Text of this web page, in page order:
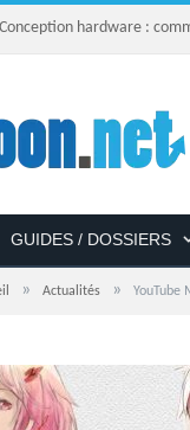
Conception hardware :
GUIDES / DOSSIERS
» Actualités » YouTube